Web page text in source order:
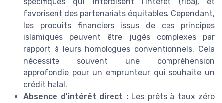
favorisent des partenariats équitables. Cependant,
les produits financiers issus de ces principes
islamiques peuvent être jugés complexes par
rapport à leurs homologues conventionnels. Cela
nécessite souvent une compréhension
approfondie pour un emprunteur qui souhaite un
crédit halal.
Absence d'intérêt direct :Les prêts à taux zéro